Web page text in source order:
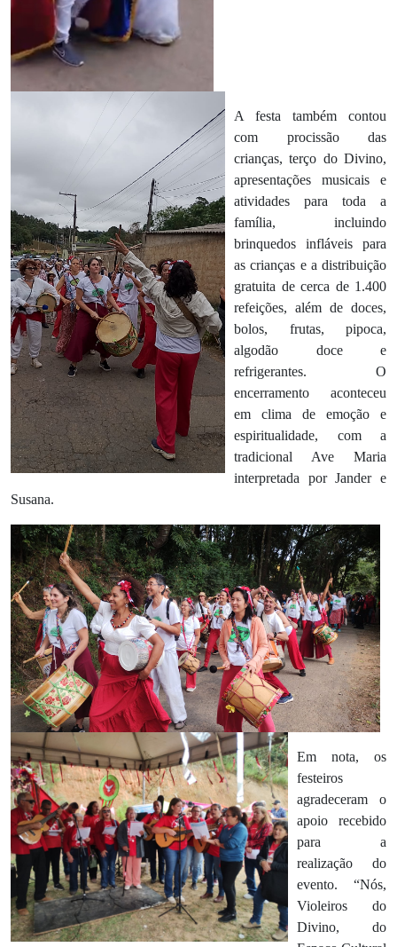
A festa também contou
com procissão das
crianças, terço do Divino,
apresentações musicais e
atividades para toda a
família, incluindo
brinquedos infláveis para
as crianças e a distribuição
gratuita de cerca de 1.400
refeições, além de doces,
bolos, frutas, pipoca,
algodão doce e
refrigerantes. O
encerramento aconteceu
em clima de emoção e
espiritualidade, com a
tradicional Ave Maria
interpretada por Jander e
Susana.
Em nota, os
festeiros
agradeceram o
apoio recebido
para a
realização do
evento. “Nós,
Violeiros do
Divino, do